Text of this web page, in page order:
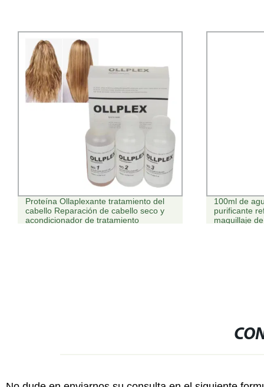
100ml de agua de limpieza profunda
purificante refrescante removedor de
maquillaje de ojos suave removedor de
Blanquear la
Vitamina C
1,0G/5ml.